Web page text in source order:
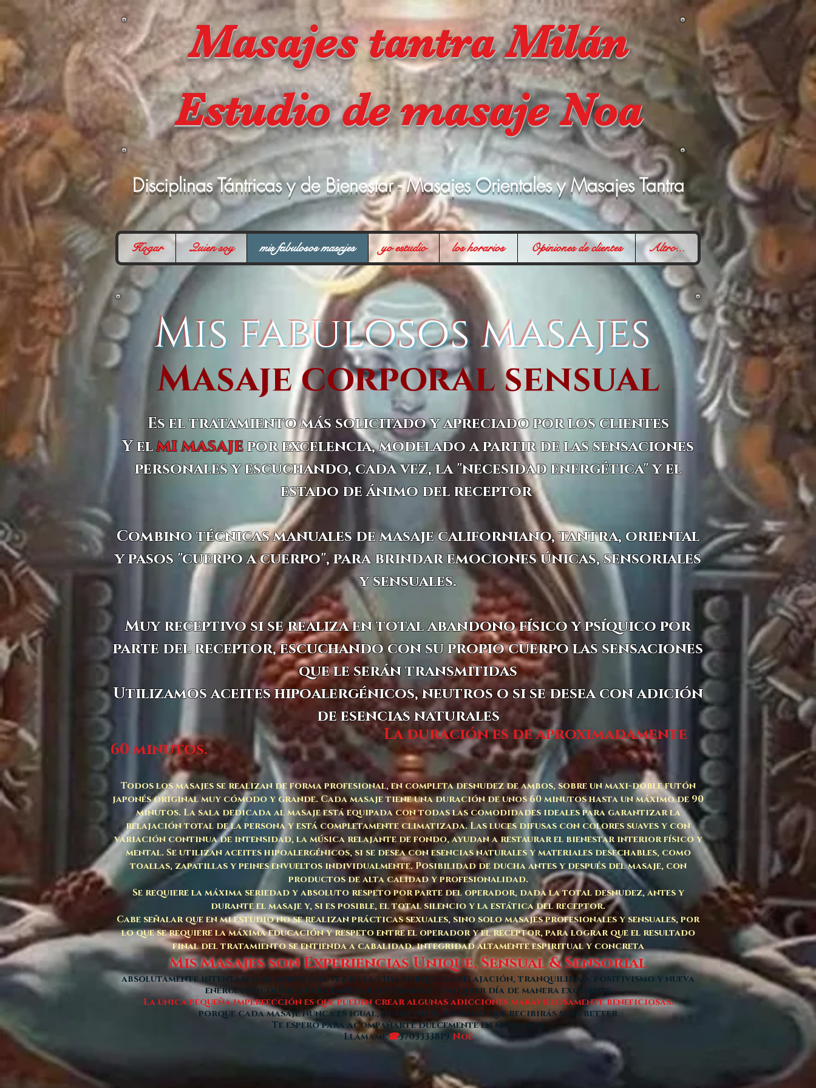
Masajes tantra Milán
Estudio de masaje Noa
Disciplinas Tántricas y de Bienestar - Masajes Orientales y Masajes Tantra
Hogar Quien soy mis fabulosos masajes yo estudio los horarios Opiniones de clientes Altro...
Mis fabulosos masajes
Masaje corporal sensual
Es el tratamiento más solicitado y apreciado por los clientes
Y elmi masajepor excelencia, modelado a partir de las sensaciones
personales y escuchando, cada vez, la "necesidad energética" y el
estado de ánimo del receptor
Combino técnicas manuales de masaje californiano, tantra, oriental
y pasos "cuerpo a cuerpo", para brindar emociones únicas, sensoriales
y sensuales.
Muy receptivo si se realiza en total abandono físico y psíquico por
parte del receptor, escuchando con su propio cuerpo las sensaciones
que le serán transmitidas
Utilizamos aceites hipoalergénicos, neutros o si se desea con adición
de esencias naturales
La duración es de aproximadamente
60 minutos.
Todos los masajes se realizan de forma profesional, en completa desnudez de ambos, sobre un maxi-doble futón
japonés original muy cómodo y grande. Cada masaje tiene una duración de unos 60 minutos hasta un máximo de 90
minutos. La sala dedicada al masaje está equipada con todas las comodidades ideales para garantizar la
relajación total de la persona y está completamente climatizada. Las luces difusas con colores suaves y con
variación continua de intensidad, la música relajante de fondo, ayudan a restaurar el bienestar interior físico y
mental. Se utilizan aceites hipoalergénicos, si se desea con esencias naturales y materiales desechables, como
toallas, zapatillas y peines envueltos individualmente. Posibilidad de ducha antes y después del masaje, con
productos de alta calidad y profesionalidad.
Se requiere la máxima seriedad y absoluto respeto por parte del operador, dada la total desnudez, antes y
durante el masaje y, si es posible, el total silencio y la estática del receptor.
Cabe señalar que en mi estudio no se realizan prácticas sexuales, sino solo masajes profesionales y sensuales, por
lo que se requiere la máxima educación y respeto entre el operador y el receptor, para lograr que el resultado
final del tratamiento se entienda a cabalidad. integridad altamente espiritual y concreta
Mis Masajes son Experiencias Unique, Sensual & Sensorial
absolutamente intentarlo al menos una vez en la vida porque da relajación, tranquilidad, positivismo y nueva
energía psicofísica para empezar o terminar cualquier día de manera excelente
La única pequeña imperfección es que pueden crear algunas adicciones maravillosamente beneficiosas.
porque cada masaje nunca es igual, de hecho el próximo que recibirás será better
Te espero para acompañarte dulcemente en mi mundo
Llámame☎3703333819 Noé